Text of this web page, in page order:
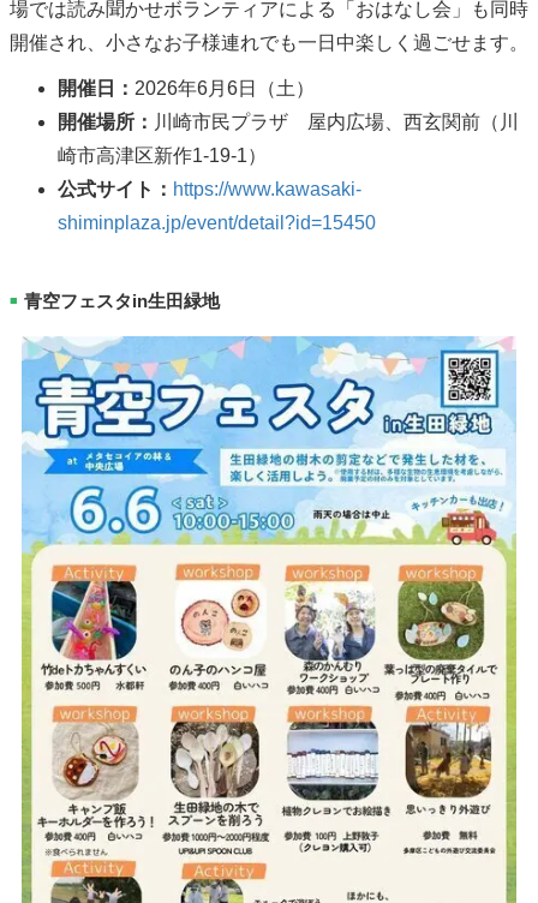
場では読み聞かせボランティアによる「おはなし会」も同時
開催され、小さなお子様連れでも一日中楽しく過ごせます。
開催日： 2026年6月6日（土）
開催場所： 川崎市民プラザ 屋内広場、西玄関前（川
崎市高津区新作1-19-1）
公式サイト： https://www.kawasaki-
shiminplaza.jp/event/detail?id=15450
■ 青空フェスタin生田緑地